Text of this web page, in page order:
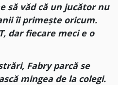
să văd că un jucător nu
îi primește oricum.
dar fiecare meci e o
Fabry parcă se
mingea de la colegi.